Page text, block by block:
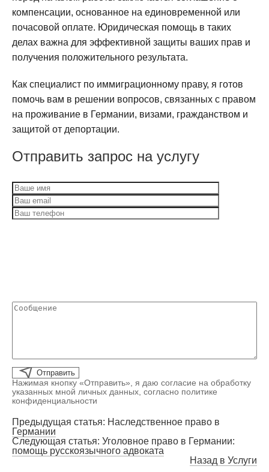
компенсации, основанное на единовременной или
почасовой оплате. Юридическая помощь в таких
делах важна для эффективной защиты ваших прав и
получения положительного результата.
Как специалист по иммиграционному праву, я готов
помочь вам в решении вопросов, связанных с правом
на проживание в Германии, визами, гражданством и
защитой от депортации.
Отправить запрос на услугу
Нажимая кнопку «Отправить», я даю согласие на обработку
указанных мной личных данных, согласно политике
конфиденциальности
Предыдущая статья: Наследственное право в
Германии
Следующая статья: Уголовное право в Германии:
помощь русскоязычного адвоката
Назад в Услуги